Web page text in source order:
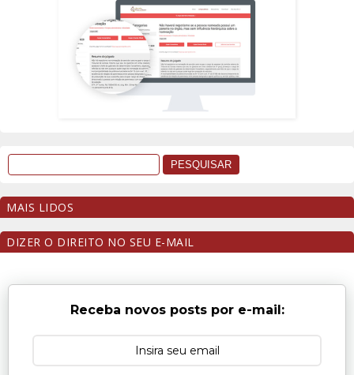
MAIS LIDOS
DIZER O DIREITO NO SEU E-MAIL
Receba novos posts por e-mail: